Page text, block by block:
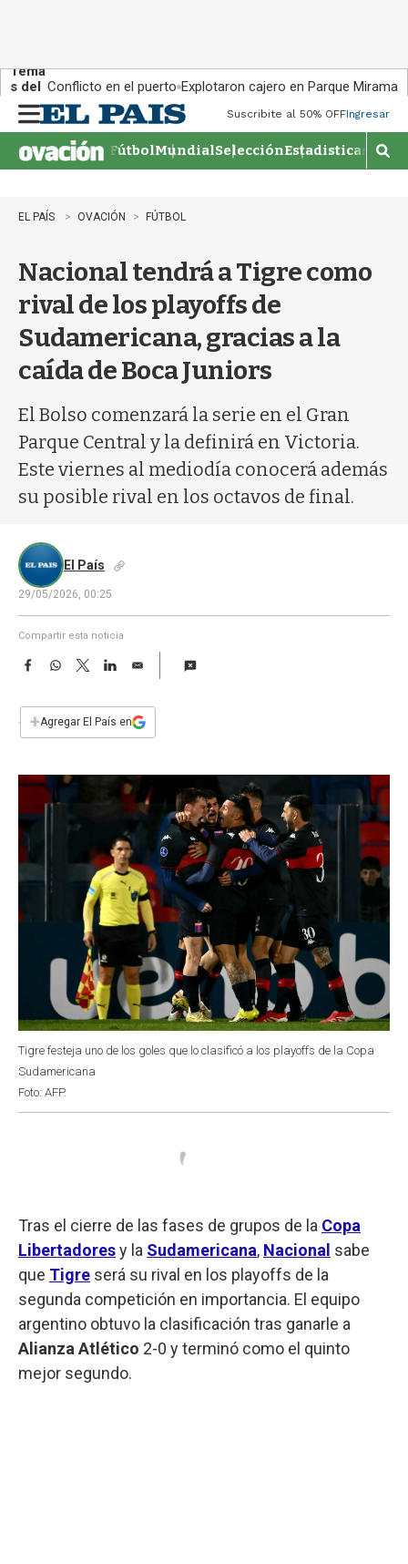
Tema
s del
día:
Conflicto en el puerto Explotaron cajero en Parque Miramar
n
u
Suscribite al 50% OFFIngresar
FútbolMundialSelecciónEstadisticas
M
o
EL PAÍS OVACIÓN FÚTBOL
Nacional tendrá a Tigre como
rival de los playoffs de
Sudamericana, gracias a la
caída de Boca Juniors
El Bolso comenzará la serie en el Gran
Parque Central y la definirá en Victoria.
Este viernes al mediodía conocerá además
su posible rival en los octavos de final.
El País
29/05/2026, 00:25
Compartir esta noticia
F
e
b
k
W
s
p
T
w
t
L
n
E
i
l
+Agregar El País en
Tigre festeja uno de los goles que lo clasificó a los playoffs de la Copa
Sudamericana
Foto: AFP.
Tras el cierre de las fases de grupos de la Copa
Libertadoresy la Sudamericana, Nacional sabe
que Tigre será su rival en los playoffs de la
segunda competición en importancia. El equipo
argentino obtuvo la clasificación tras ganarle a
Alianza Atlético 2-0 y terminó como el quinto
mejor segundo.